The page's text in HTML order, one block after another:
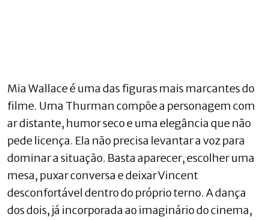
Mia Wallace é uma das figuras mais marcantes do
filme. Uma Thurman compõe a personagem com
ar distante, humor seco e uma elegância que não
pede licença. Ela não precisa levantar a voz para
dominar a situação. Basta aparecer, escolher uma
mesa, puxar conversa e deixar Vincent
desconfortável dentro do próprio terno. A dança
dos dois, já incorporada ao imaginário do cinema,